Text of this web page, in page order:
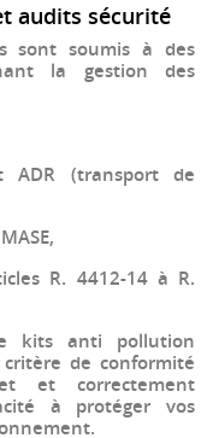
audits sécurité
sont soumis à des
la gestion des
ADR (transport de
MASE,
R. 4412-14 à R.
kits anti pollution
critère de conformité
et correctement
à protéger vos